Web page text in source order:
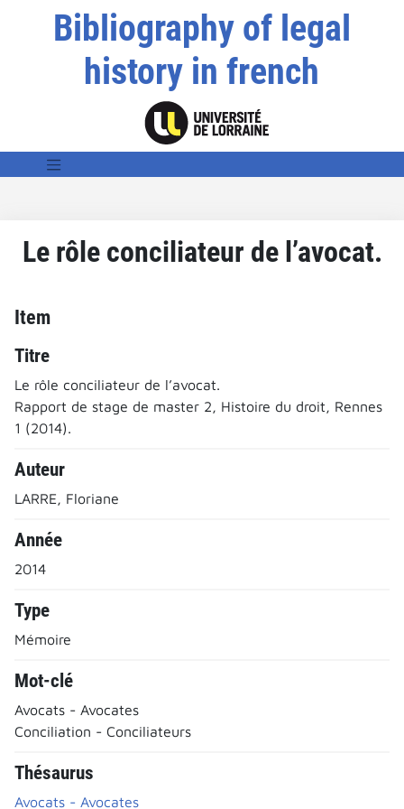
Bibliography of legal
history in french
Le rôle conciliateur de l’avocat.
Item
Titre
Le rôle conciliateur de l’avocat.
Rapport de stage de master 2, Histoire du droit, Rennes
1 (2014).
Auteur
LARRE, Floriane
Année
2014
Type
Mémoire
Mot-clé
Avocats - Avocates
Conciliation - Conciliateurs
Thésaurus
Avocats - Avocates